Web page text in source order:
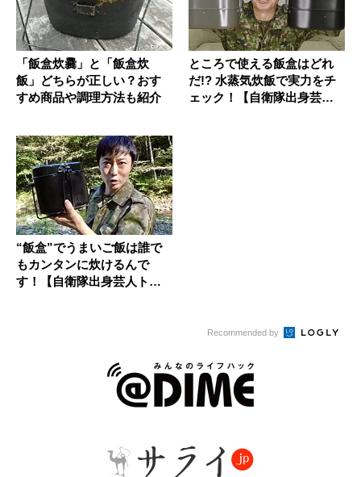
「飯盒炊爨」と「飯盒炊
飯」どちらが正しい？おす
すめ商品や調理方法も紹介
ところで使える飯盒はどれ
だ!? 水蒸気炊飯で実力をチ
ェック！【自衛隊出身芸人
“飯盒”でうまいご飯は誰で
もカンタンに炊けるんで
す！【自衛隊出身芸人トッ
Recommended by